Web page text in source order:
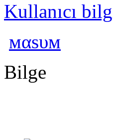
Kullanıcı
мαѕυм
Bilge